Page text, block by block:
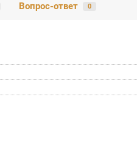
Вопрос-ответ 0